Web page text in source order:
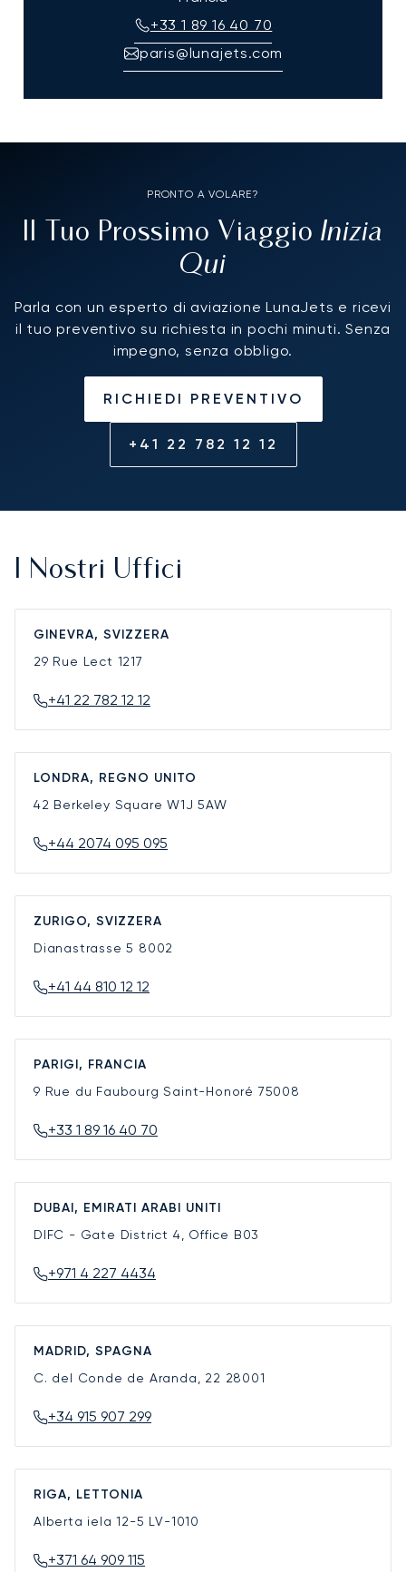
+33 1 89 16 40 70
paris@lunajets.com
PRONTO A VOLARE?
Il Tuo Prossimo Viaggio Inizia
Qui
Parla con un esperto di aviazione LunaJets e ricevi
il tuo preventivo su richiesta in pochi minuti. Senza
impegno, senza obbligo.
RICHIEDI PREVENTIVO
+41 22 782 12 12
I Nostri Uffici
GINEVRA, SVIZZERA
29 Rue Lect 1217
+41 22 782 12 12
LONDRA, REGNO UNITO
42 Berkeley SquareW1J 5AW
+44 2074 095 095
ZURIGO, SVIZZERA
Dianastrasse 5 8002
+41 44 810 12 12
PARIGI, FRANCIA
9 Rue du Faubourg Saint-Honoré 75008
+33 1 89 16 40 70
DUBAI, EMIRATI ARABI UNITI
DIFC - Gate District 4, Office B03
+971 4 227 4434
MADRID, SPAGNA
C. del Conde de Aranda, 22 28001
+34 915 907 299
RIGA, LETTONIA
Alberta iela 12-5 LV-1010
+371 64 909 115